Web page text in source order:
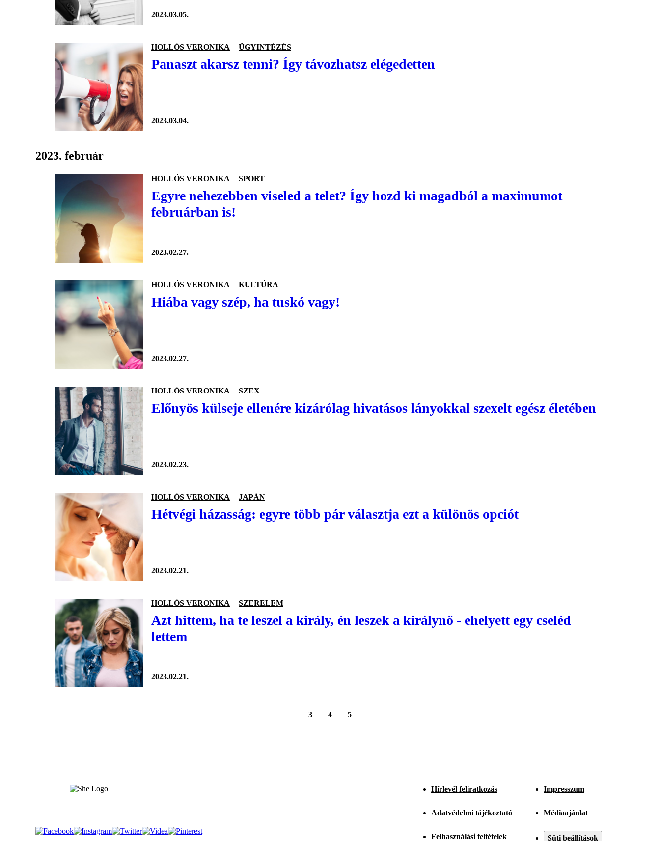
2023.03.05.
HOLLÓS VERONIKA ÜGYINTÉZÉS
Panaszt akarsz tenni? Így távozhatsz elégedetten
2023.03.04.
2023. február
HOLLÓS VERONIKA SPORT
Egyre nehezebben viseled a telet? Így hozd ki magadból a maximumot
februárban is!
2023.02.27.
HOLLÓS VERONIKA KULTÚRA
Hiába vagy szép, ha tuskó vagy!
2023.02.27.
HOLLÓS VERONIKA SZEX
Előnyös külseje ellenére kizárólag hivatásos lányokkal szexelt egész életében
2023.02.23.
HOLLÓS VERONIKA JAPÁN
Hétvégi házasság: egyre több pár választja ezt a különös opciót
2023.02.21.
HOLLÓS VERONIKA SZERELEM
Azt hittem, ha te leszel a király, én leszek a királynő - ehelyett egy cseléd
lettem
2023.02.21.
3 4 5
Hírlevél feliratkozás Impresszum
Adatvédelmi tájékoztató Médiaajánlat
Felhasználási feltételek Süti beállítások